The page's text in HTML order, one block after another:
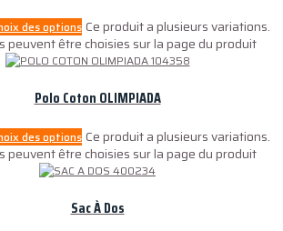
des options Ce produit a plusieurs variations.
peuvent être choisies sur la page du produit
Polo Coton OLIMPIADA
des options Ce produit a plusieurs variations.
peuvent être choisies sur la page du produit
Sac À Dos